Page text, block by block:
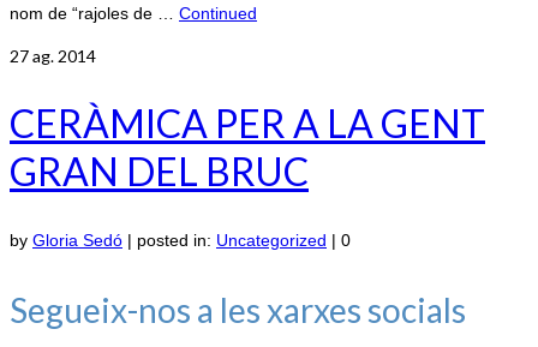
nom de “rajoles de … Continued
27ag. 2014
CERÀMICA PER A LA GENT
GRAN DEL BRUC
by Gloria Sedó | posted in: Uncategorized | 0
Segueix-nos a les xarxes socials